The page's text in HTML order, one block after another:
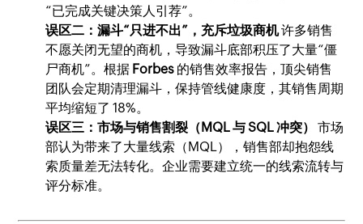
“已完成关键决策人引荐”。
误区二：漏斗“只进不出”，充斥垃圾商机许多销售
不愿关闭无望的商机，导致漏斗底部积压了大量“僵
尸商机”。根据 Forbes 的销售效率报告，顶尖销售
团队会定期清理漏斗，保持管线健康度，其销售周期
平均缩短了 18%。
误区三：市场与销售割裂（MQL 与 SQL 冲突）
市场
部认为带来了大量线索（MQL），销售部却抱怨线
索质量差无法转化。企业需要建立统一的线索流转与
评分标准。